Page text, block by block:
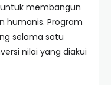
membangun
humanis. Program
selama satu
nilai yang diakui